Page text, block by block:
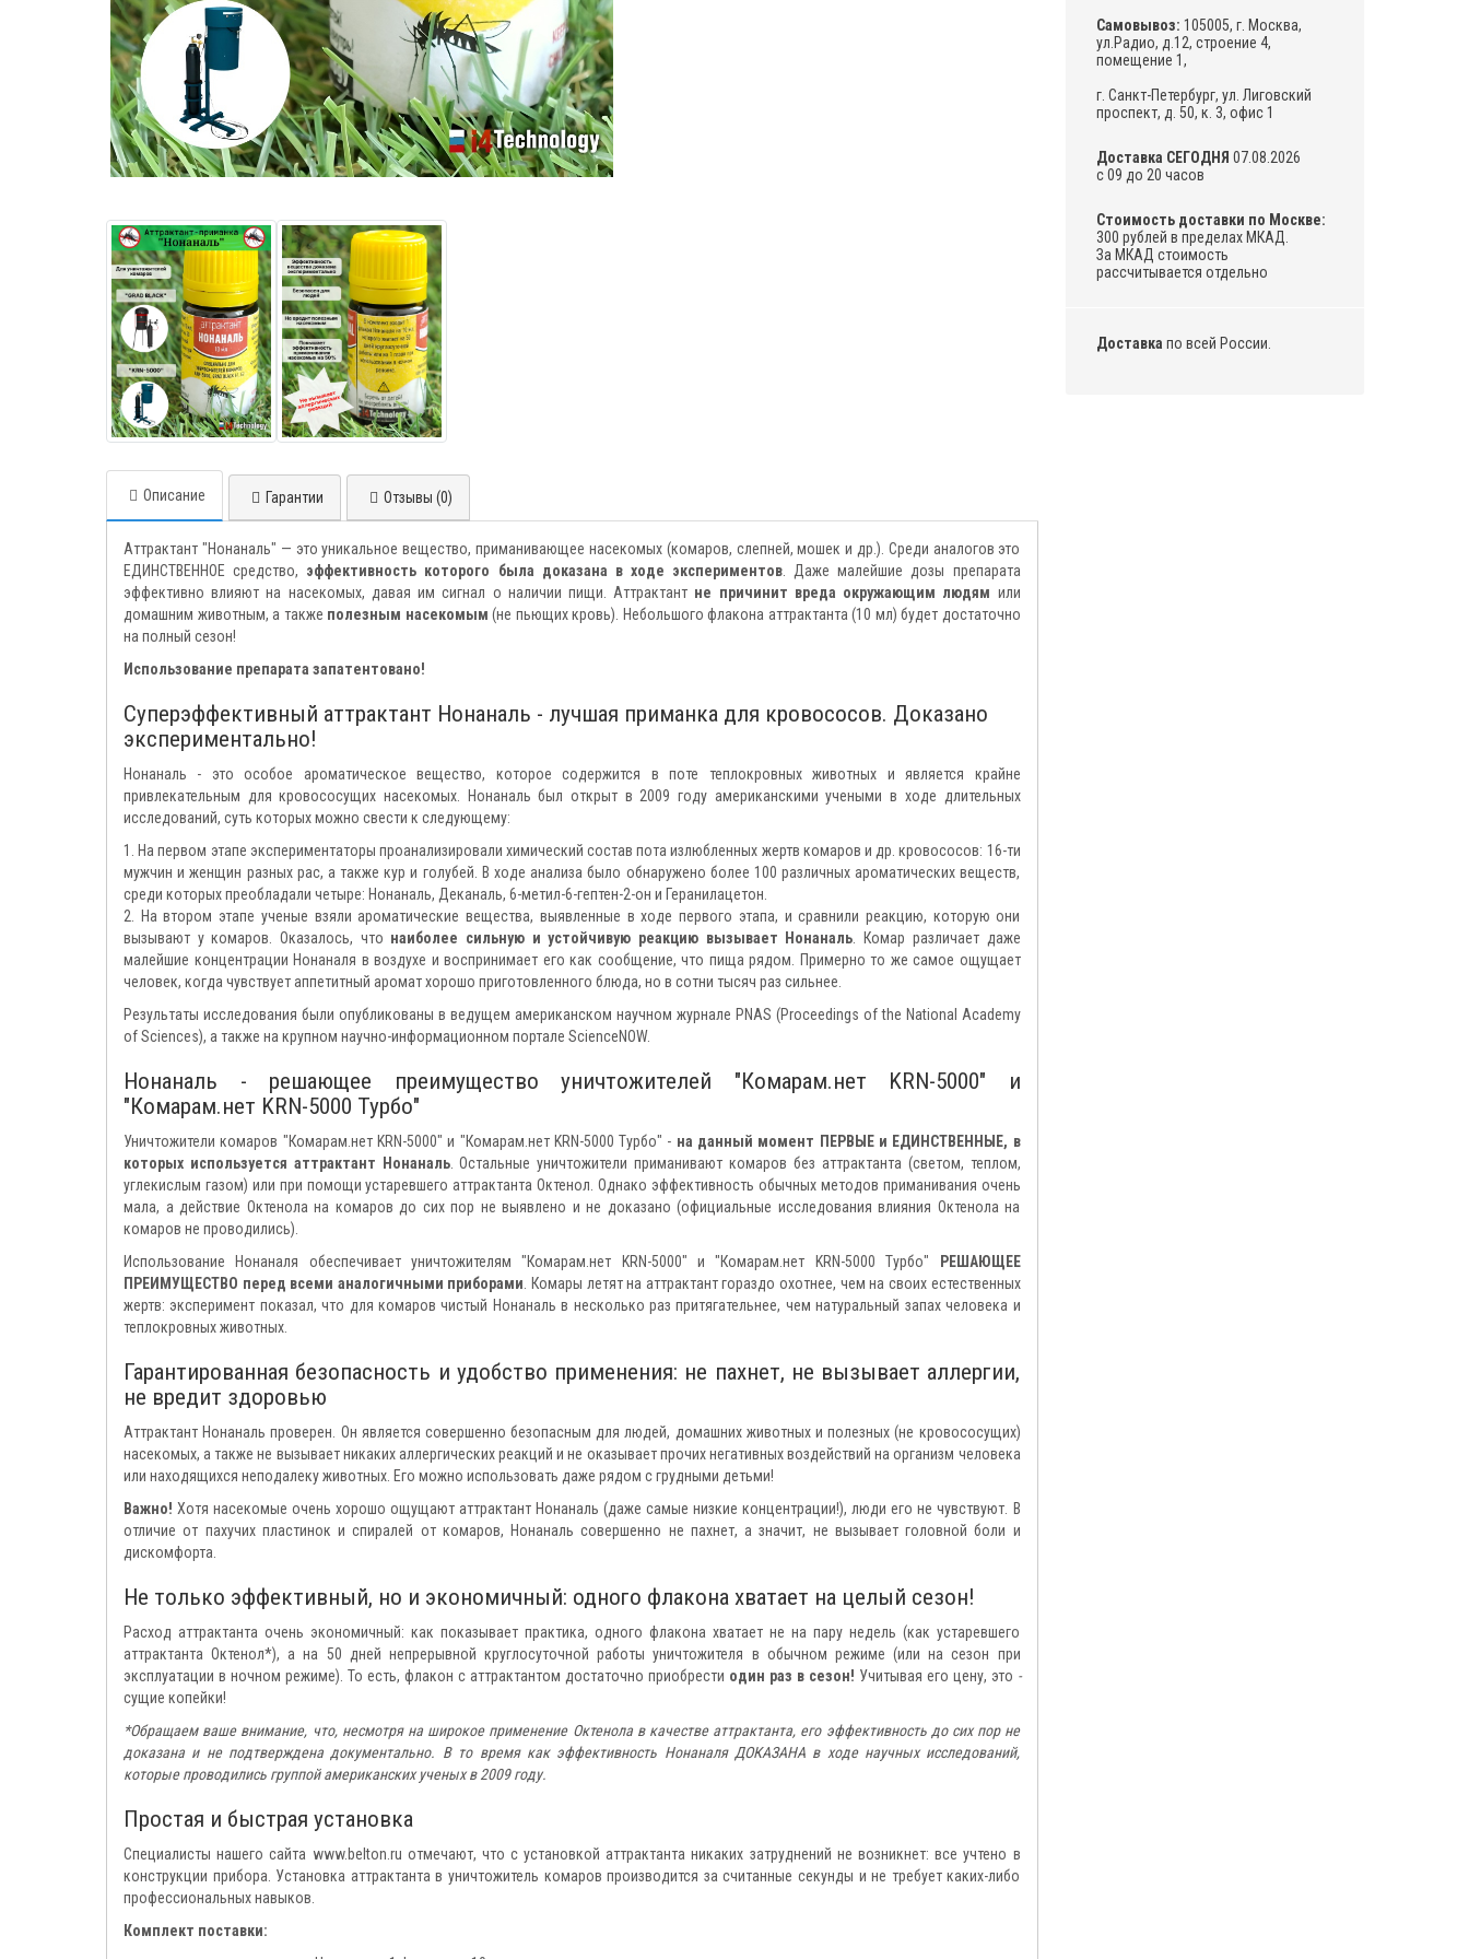
Самовывоз: 105005, г. Москва,
ул.Радио, д.12, строение 4,
помещение 1,
г. Санкт-Петербург, ул. Лиговский
проспект, д. 50, к. 3, офис 1
Доставка СЕГОДНЯ 07.08.2026
с 09 до 20 часов
Стоимость доставки по Москве:
300 рублей в пределах МКАД.
За МКАД стоимость
рассчитывается отдельно
Доставка по всей России.
Описание Гарантии Отзывы (0)
Аттрактант "Нонаналь" — это уникальное вещество, приманивающее насекомых (комаров, слепней, мошек и др.). Среди аналогов это
ЕДИНСТВЕННОЕ средство, эффективность которого была доказана в ходе экспериментов. Даже малейшие дозы препарата
эффективно влияют на насекомых, давая им сигнал о наличии пищи. Аттрактант не причинит вреда окружающим людям или
домашним животным, а также полезным насекомым (не пьющих кровь). Небольшого флакона аттрактанта (10 мл) будет достаточно
на полный сезон!
Использование препарата запатентовано!
Суперэффективный аттрактант Нонаналь - лучшая приманка для кровососов. Доказано
экспериментально!
Нонаналь - это особое ароматическое вещество, которое содержится в поте теплокровных животных и является крайне
привлекательным для кровососущих насекомых. Нонаналь был открыт в 2009 году американскими учеными в ходе длительных
исследований, суть которых можно свести к следующему:
1. На первом этапе экспериментаторы проанализировали химический состав пота излюбленных жертв комаров и др. кровососов: 16-ти
мужчин и женщин разных рас, а также кур и голубей. В ходе анализа было обнаружено более 100 различных ароматических веществ,
среди которых преобладали четыре: Нонаналь, Деканаль, 6-метил-6-гептен-2-он и Геранилацетон.
2. На втором этапе ученые взяли ароматические вещества, выявленные в ходе первого этапа, и сравнили реакцию, которую они
вызывают у комаров. Оказалось, что наиболее сильную и устойчивую реакцию вызывает Нонаналь. Комар различает даже
малейшие концентрации Нонаналя в воздухе и воспринимает его как сообщение, что пища рядом. Примерно то же самое ощущает
человек, когда чувствует аппетитный аромат хорошо приготовленного блюда, но в сотни тысяч раз сильнее.
Результаты исследования были опубликованы в ведущем американском научном журнале PNAS (Proceedings of the National Academy
of Sciences), а также на крупном научно-информационном портале ScienceNOW.
Нонаналь - решающее преимущество уничтожителей "Комарам.нет KRN-5000" и
"Комарам.нет KRN-5000 Турбо"
Уничтожители комаров "Комарам.нет KRN-5000" и "Комарам.нет KRN-5000 Турбо" - на данный момент ПЕРВЫЕ и ЕДИНСТВЕННЫЕ, в
которых используется аттрактант Нонаналь. Остальные уничтожители приманивают комаров без аттрактанта (светом, теплом,
углекислым газом) или при помощи устаревшего аттрактанта Октенол. Однако эффективность обычных методов приманивания очень
мала, а действие Октенола на комаров до сих пор не выявлено и не доказано (официальные исследования влияния Октенола на
комаров не проводились).
Использование Нонаналя обеспечивает уничтожителям "Комарам.нет KRN-5000" и "Комарам.нет KRN-5000 Турбо"
РЕШАЮЩЕЕ
ПРЕИМУЩЕСТВО перед всеми аналогичными приборами. Комары летят на аттрактант гораздо охотнее, чем на своих естественных
жертв: эксперимент показал, что для комаров чистый Нонаналь в несколько раз притягательнее, чем натуральный запах человека и
теплокровных животных.
Гарантированная безопасность и удобство применения: не пахнет, не вызывает аллергии,
не вредит здоровью
Аттрактант Нонаналь проверен. Он является совершенно безопасным для людей, домашних животных и полезных (не кровососущих)
насекомых, а также не вызывает никаких аллергических реакций и не оказывает прочих негативных воздействий на организм человека
или находящихся неподалеку животных. Его можно использовать даже рядом с грудными детьми!
Важно!Хотя насекомые очень хорошо ощущают аттрактант Нонаналь (даже самые низкие концентрации!), люди его не чувствуют. В
отличие от пахучих пластинок и спиралей от комаров, Нонаналь совершенно не пахнет, а значит, не вызывает головной боли и
дискомфорта.
Не только эффективный, но и экономичный: одного флакона хватает на целый сезон!
Расход аттрактанта очень экономичный: как показывает практика, одного флакона хватает не на пару недель (как устаревшего
аттрактанта Октенол*), а на 50 дней непрерывной круглосуточной работы уничтожителя в обычном режиме (или на сезон при
эксплуатации в ночном режиме). То есть, флакон с аттрактантом достаточно приобрести один раз в сезон! Учитывая его цену, это -
сущие копейки!
*Обращаем ваше внимание, что, несмотря на широкое применение Октенола в качестве аттрактанта, его эффективность до сих пор не
доказана и не подтверждена документально. В то время как эффективность Нонаналя ДОКАЗАНА в ходе научных исследований,
которые проводились группой американских ученых в 2009 году.
Простая и быстрая установка
Специалисты нашего сайта www.belton.ru отмечают, что с установкой аттрактанта никаких затруднений не возникнет: все учтено в
конструкции прибора. Установка аттрактанта в уничтожитель комаров производится за считанные секунды и не требует каких-либо
профессиональных навыков.
Комплект поставки: